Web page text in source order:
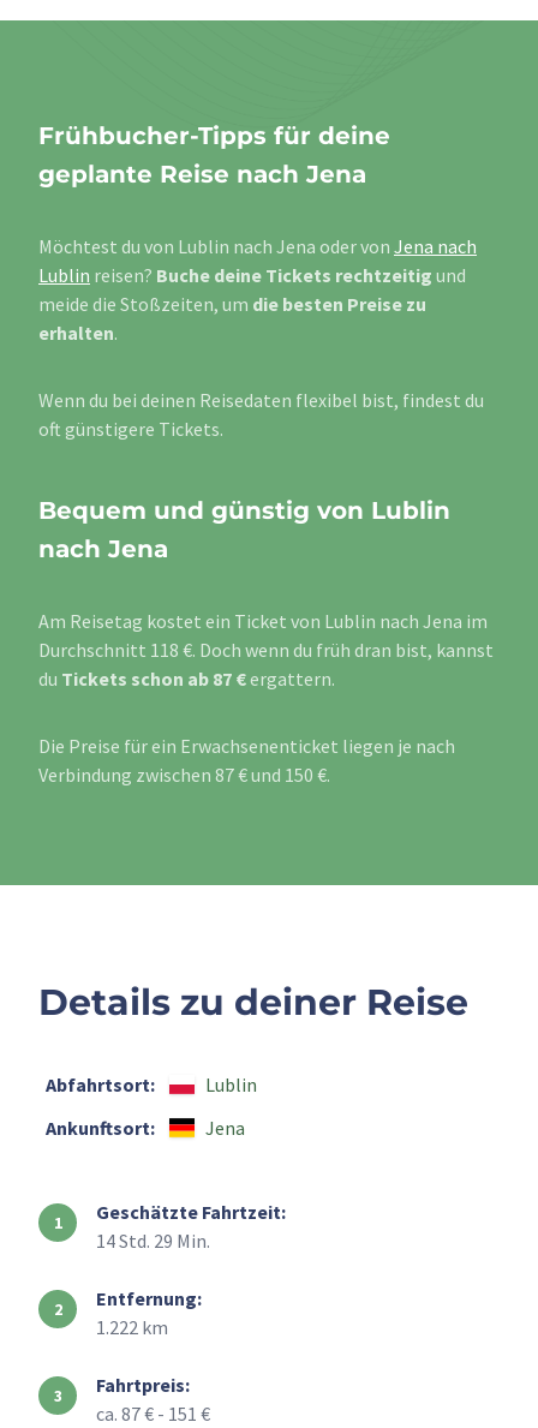
Frühbucher-Tipps für deine
geplante Reise nach Jena
Möchtest du von Lublin nach Jena oder von Jena nach
Lublin reisen? Buche deine Tickets rechtzeitig und
meide die Stoßzeiten, um die besten Preise zu
erhalten.
Wenn du bei deinen Reisedaten flexibel bist, findest du
oft günstigere Tickets.
Bequem und günstig von Lublin
nach Jena
Am Reisetag kostet ein Ticket von Lublin nach Jena im
Durchschnitt 118 €. Doch wenn du früh dran bist, kannst
du Tickets schon ab 87 €ergattern.
Die Preise für ein Erwachsenenticket liegen je nach
Verbindung zwischen 87 € und 150 €.
Details zu deiner Reise
Abfahrtsort:
Lublin
Ankunftsort:
Jena
Geschätzte Fahrtzeit:
14 Std. 29 Min.
Entfernung:
1.222 km
Fahrtpreis:
ca. 87 € - 151 €